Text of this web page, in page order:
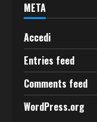
META
Accedi
Entries feed
Comments feed
WordPress.org